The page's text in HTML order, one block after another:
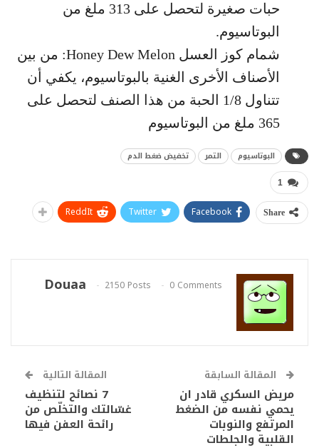
حبات صغيرة لتحصل على 313 ملغ من
البوتاسيوم.
شمام كوز العسل Honey Dew Melon: من بين
الأصناف الأخرى الغنية بالبوتاسيوم، يكفي أن
تتناول 1/8 الحبة من هذا الصنف لتحصل على
365 ملغ من البوتاسيوم
البوتاسيوم التمر تخفيض ضغط الدم
1
Share
Facebook
Twitter
ReddIt
Douaa 2150 Posts 0 Comments
المقالة السابقة
مريض السكري قادر ان
يحمي نفسه من الضغط
المرتفع والنوبات
القلبية والجلطات
المقالة التالية
7 نصائح لتنظيف
غسّالتك والتخلّص من
رائحة العفن فيها